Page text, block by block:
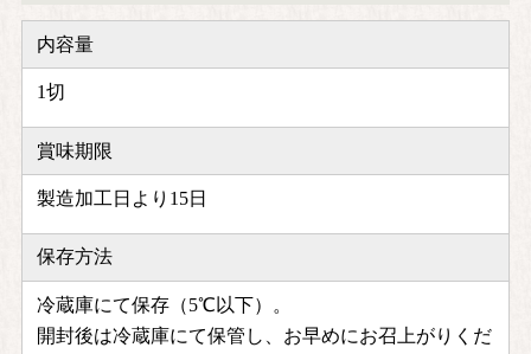
内容量
1切
賞味期限
製造加工日より15日
保存方法
冷蔵庫にて保存（5℃以下）。
開封後は冷蔵庫にて保管し、お早めにお召上がりくだ